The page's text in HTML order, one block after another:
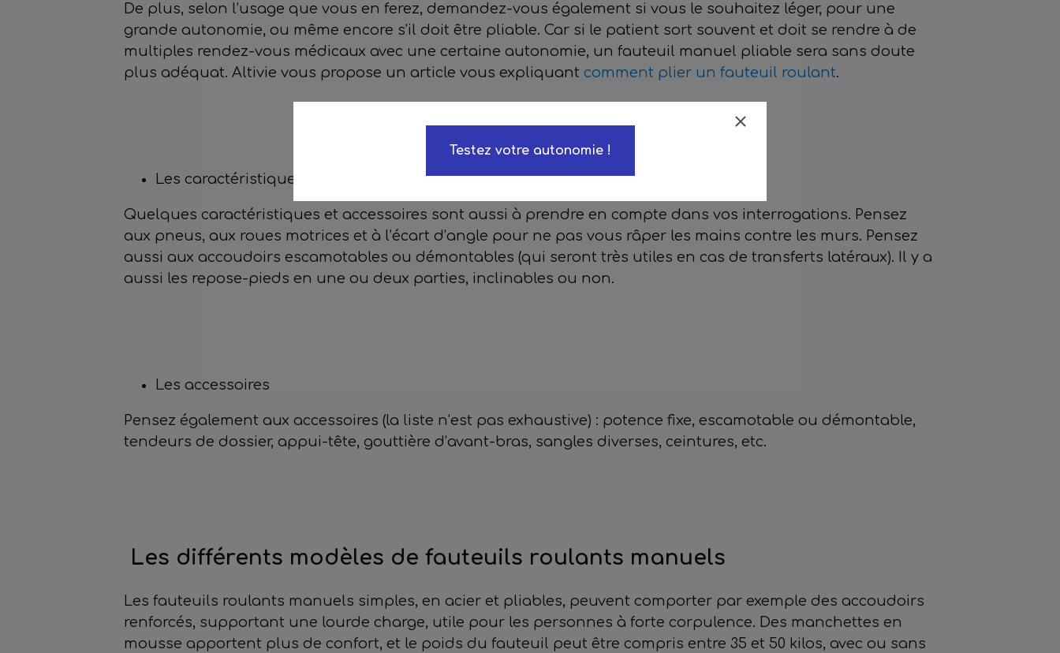
De plus, selon l’usage que vous en ferez, demandez-vous également si vous le souhaitez léger, pour une
grande autonomie, ou même encore s’il doit être pliable. Car si le patient sort souvent et doit se rendre à de
multiples rendez-vous médicaux avec une certaine autonomie, un fauteuil manuel pliable sera sans doute
plus adéquat. Altivie vous propose un article vous expliquant comment plier un fauteuil roulant.
Les caractéristiques techniques
Quelques caractéristiques et accessoires sont aussi à prendre en compte dans vos interrogations. Pensez
aux pneus, aux roues motrices et à l’écart d’angle pour ne pas vous râper les mains contre les murs. Pensez
aussi aux accoudoirs escamotables ou démontables (qui seront très utiles en cas de transferts latéraux). Il y a
aussi les repose-pieds en une ou deux parties, inclinables ou non.
Les accessoires
Pensez également aux accessoires (la liste n’est pas exhaustive) : potence fixe, escamotable ou démontable,
tendeurs de dossier, appui-tête, gouttière d’avant-bras, sangles diverses, ceintures, etc.
Les différents modèles de fauteuils roulants manuels
Les fauteuils roulants manuels simples, en acier et pliables, peuvent comporter par exemple des accoudoirs
renforcés, supportant une lourde charge, utile pour les personnes à forte corpulence. Des manchettes en
mousse apportent plus de confort, et le poids du fauteuil peut être compris entre 35 et 50 kilos, avec ou sans
Testez votre autonomie !